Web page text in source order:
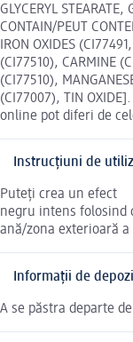
GLYCERYL STEARATE,
CONTAIN/PEUT
IRON OXIDES
(CI77510), CARMINE
(CI77510),
(CI77007), TIN
online pot diferi de
Instrucțiuni de
Puteți crea un efect
negru intens folosind
ană/zona exterioară a
Informații de
A se păstra departe